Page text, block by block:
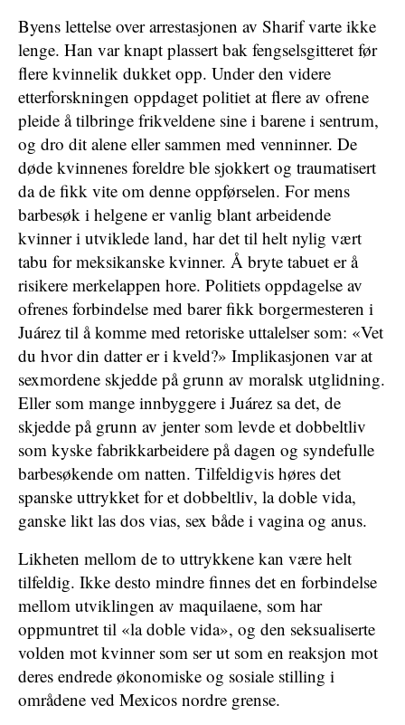
Byens lettelse over arrestasjonen av Sharif varte ikke
lenge. Han var knapt plassert bak fengselsgitteret før
flere kvinnelik dukket opp. Under den videre
etterforskningen oppdaget politiet at flere av ofrene
pleide å tilbringe frikveldene sine i barene i sentrum,
og dro dit alene eller sammen med venninner. De
døde kvinnenes foreldre ble sjokkert og traumatisert
da de fikk vite om denne oppførselen. For mens
barbesøk i helgene er vanlig blant arbeidende
kvinner i utviklede land, har det til helt nylig vært
tabu for meksikanske kvinner. Å bryte tabuet er å
risikere merkelappen hore. Politiets oppdagelse av
ofrenes forbindelse med barer fikk borgermesteren i
Juárez til å komme med retoriske uttalelser som: «Vet
du hvor din datter er i kveld?» Implikasjonen var at
sexmordene skjedde på grunn av moralsk utglidning.
Eller som mange innbyggere i Juárez sa det, de
skjedde på grunn av jenter som levde et dobbeltliv
som kyske fabrikkarbeidere på dagen og syndefulle
barbesøkende om natten. Tilfeldigvis høres det
spanske uttrykket for et dobbeltliv, la doble vida,
ganske likt las dos vias, sex både i vagina og anus.
Likheten mellom de to uttrykkene kan være helt
tilfeldig. Ikke desto mindre finnes det en forbindelse
mellom utviklingen av maquilaene, som har
oppmuntret til «la doble vida», og den seksualiserte
volden mot kvinner som ser ut som en reaksjon mot
deres endrede økonomiske og sosiale stilling i
områdene ved Mexicos nordre grense.